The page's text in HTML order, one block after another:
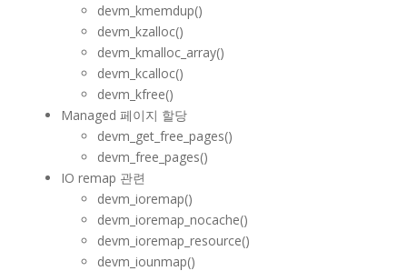
devm_kmemdup()
devm_kzalloc()
devm_kmalloc_array()
devm_kcalloc()
devm_kfree()
Managed 페이지 할당
devm_get_free_pages()
devm_free_pages()
IO remap 관련
devm_ioremap()
devm_ioremap_nocache()
devm_ioremap_resource()
devm_iounmap()